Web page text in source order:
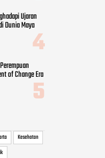
Ujaran
Dunia Maya
of Change Era
Kesehatan